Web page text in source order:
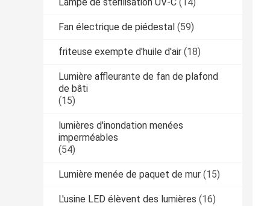
Fan électrique de piédestal (59)
friteuse exempte d'huile d'air (18)
Lumière affleurante de fan de plafond
de bâti
(15)
lumières d'inondation menées
imperméables
(54)
Lumière menée de paquet de mur (15)
L'usine LED élèvent des lumières (16)